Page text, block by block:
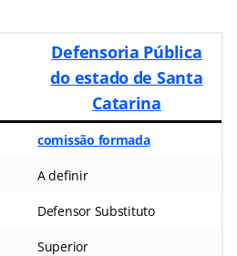
Defensoria Pública
do estado de Santa
Catarina
comissão formada
A definir
Defensor Substituto
Superior